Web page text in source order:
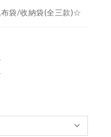
袋/收納袋(全三款)☆